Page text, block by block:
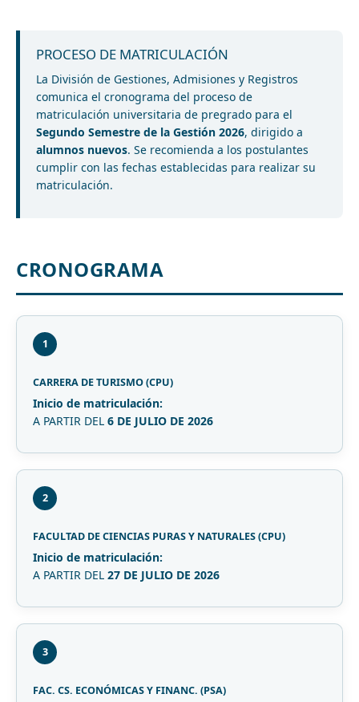
PROCESO DE MATRICULACIÓN
La División de Gestiones, Admisiones y Registros
comunica el cronograma del proceso de
matriculación universitaria de pregrado para el
Segundo Semestre de la Gestión 2026, dirigido a
alumnos nuevos. Se recomienda a los postulantes
cumplir con las fechas establecidas para realizar su
matriculación.
CRONOGRAMA
1
CARRERA DE TURISMO (CPU)
Inicio de matriculación:
A PARTIR DEL 6 DE JULIO DE 2026
2
FACULTAD DE CIENCIAS PURAS Y NATURALES (CPU)
Inicio de matriculación:
A PARTIR DEL 27 DE JULIO DE 2026
3
FAC. CS. ECONÓMICAS Y FINANC. (PSA)